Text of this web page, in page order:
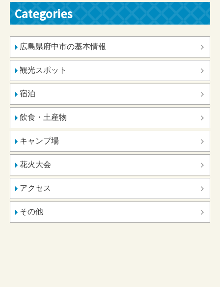
Categories
広島県府中市の基本情報
観光スポット
宿泊
飲食・土産物
キャンプ場
花火大会
アクセス
その他